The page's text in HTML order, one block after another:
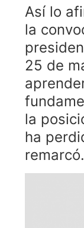
Así lo
la
25 de
la
ha
remarcó.